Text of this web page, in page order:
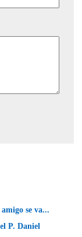
se va...
P. Daniel